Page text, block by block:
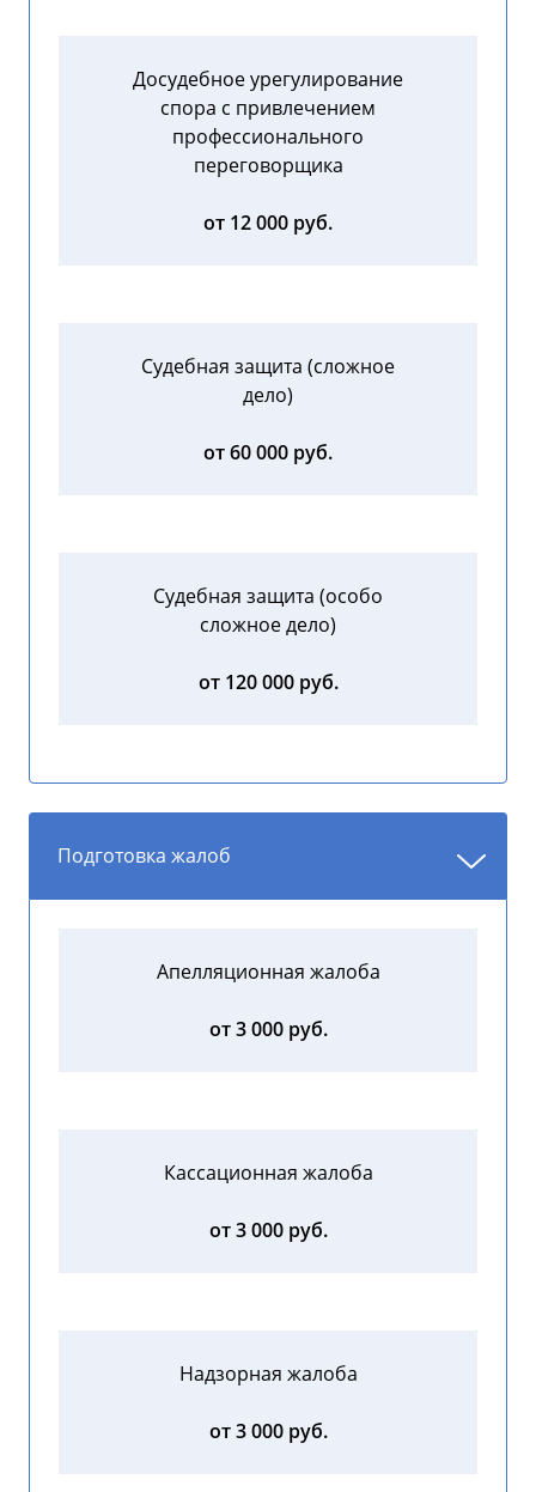
Досудебное урегулирование
спора с привлечением
профессионального
переговорщика
от 12 000 руб.
Судебная защита (сложное
дело)
от 60 000 руб.
Судебная защита (особо
сложное дело)
от 120 000 руб.
Подготовка жалоб
Апелляционная жалоба
от 3 000 руб.
Кассационная жалоба
от 3 000 руб.
Надзорная жалоба
от 3 000 руб.